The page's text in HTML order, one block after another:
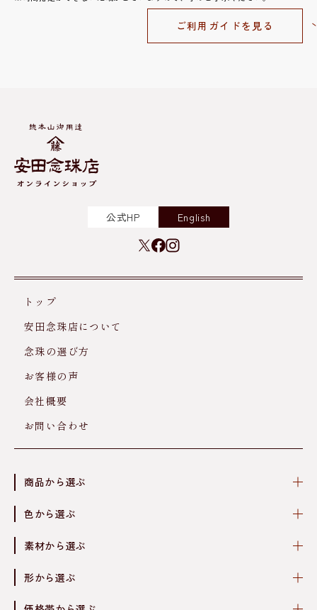
ご利用ガイドを見る
公式HP English
トップ
安田念珠店について
念珠の選び方
お客様の声
会社概要
お問い合わせ
商品から選ぶ
色から選ぶ
素材から選ぶ
形から選ぶ